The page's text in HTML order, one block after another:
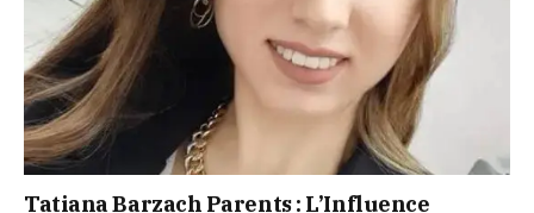
Tatiana Barzach Parents : L’Influence